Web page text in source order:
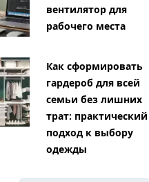
вентилятор для
рабочего места
Как сформировать
гардероб для всей
семьи без лишних
трат: практический
подход к выбору
одежды